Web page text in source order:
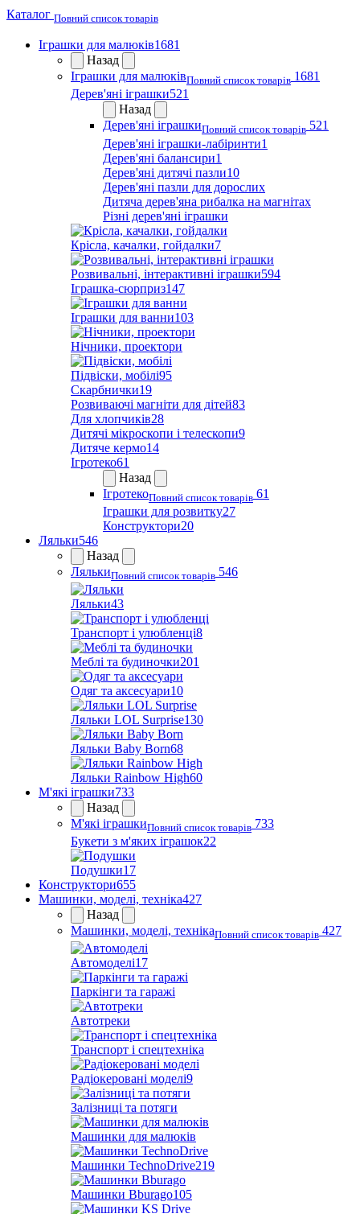
Каталог Повний список товарів
Іграшки для малюків1681
Назад
Іграшки для малюківПовний список товарів 1681
Дерев'яні іграшки521
Назад
Дерев'яні іграшкиПовний список товарів 521
Дерев'яні іграшки-лабіринти1
Дерев'яні балансири1
Дерев'яні дитячі пазли10
Дерев'яні пазли для дорослих
Дитяча дерев'яна рибалка на магнітах
Різні дерев'яні іграшки
Крісла, качалки, гойдалки7
Розвивальні, інтерактивні іграшки594
Іграшка-сюрприз147
Іграшки для ванни103
Нічники, проектори
Підвіски, мобілі95
Скарбнички19
Розвиваючі магніти для дітей83
Для хлопчиків28
Дитячі мікроскопи і телескопи9
Дитяче кермо14
Ігротеко61
Назад
ІгротекоПовний список товарів 61
Іграшки для розвитку27
Конструктори20
Ляльки546
Назад
ЛялькиПовний список товарів 546
Ляльки43
Транспорт і улюбленці8
Меблі та будиночки201
Одяг та аксесуари10
Ляльки LOL Surprise130
Ляльки Baby Born68
Ляльки Rainbow High60
М'які іграшки733
Назад
М'які іграшкиПовний список товарів 733
Букети з м'яких іграшок22
Подушки17
Конструктори655
Машинки, моделі, техніка427
Назад
Машинки, моделі, технікаПовний список товарів 427
Автомоделі17
Паркінги та гаражі
Автотреки
Транспорт і спецтехніка
Радіокеровані моделі9
Залізниці та потяги
Машинки для малюків
Машинки TechnoDrive219
Машинки Bburago105